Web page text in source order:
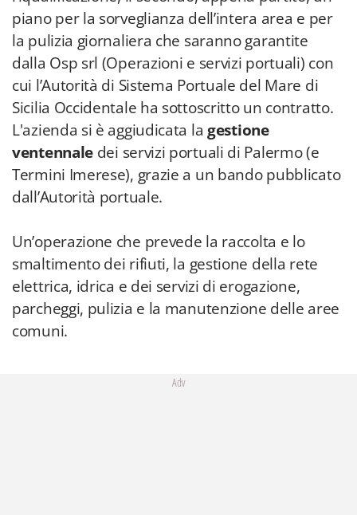
piano per la sorveglianza dell’intera area e per
la pulizia giornaliera che saranno garantite
dalla Osp srl (Operazioni e servizi portuali) con
cui l’Autorità di Sistema Portuale del Mare di
Sicilia Occidentale ha sottoscritto un contratto.
L'azienda si è aggiudicata la gestione
ventennale dei servizi portuali di Palermo (e
Termini Imerese), grazie a un bando pubblicato
dall’Autorità portuale.
Un’operazione che prevede la raccolta e lo
smaltimento dei rifiuti, la gestione della rete
elettrica, idrica e dei servizi di erogazione,
parcheggi, pulizia e la manutenzione delle aree
comuni.
Adv